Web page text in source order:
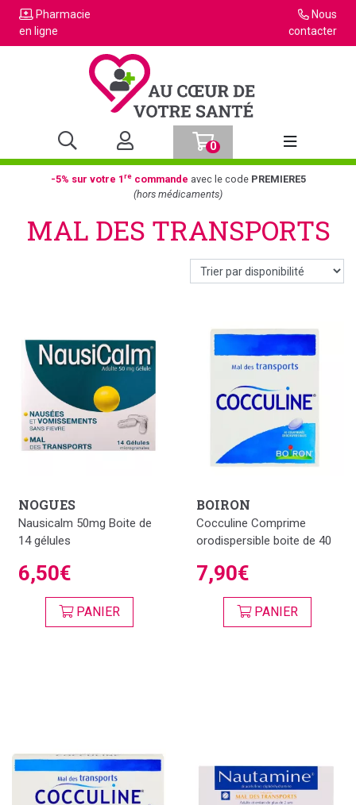
Pharmacie
en ligne
Nous
contacter
0
Afficher la
-5% sur votre 1recommande avec le code PREMIERE5
(hors médicaments)
MAL DES TRANSPORTS
NOGUES
Nausicalm 50mg Boite de
14 gélules
6,50€
PANIER
BOIRON
Cocculine Comprime
orodispersible boite de 40
7,90€
PANIER